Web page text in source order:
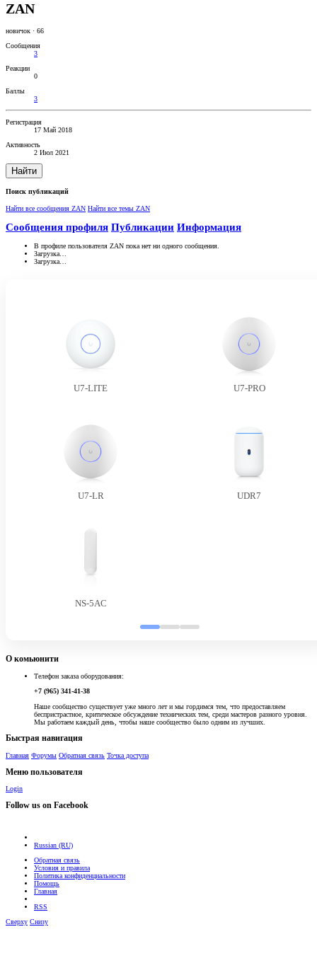
ZAN
новичок · 66
Сообщения
3
Реакции
0
Баллы
3
Регистрация
17 Май 2018
Активность
2 Июл 2021
Найти
Поиск публикаций
Найти все сообщения ZAN Найти все темы ZAN
Сообщения профиля Публикации Информация
В профиле пользователя ZAN пока нет ни одного сообщения.
Загрузка…
Загрузка…
U7-LITE U7-PRO
U7-LR UDR7
NS-5AC
О комьюнити
Телефон заказа оборудования:
+7 (965) 341-41-38
Наше сообщество существует уже много лет и мы гордимся тем, что предоставляем
беспристрастное, критическое обсуждение технических тем, среди мастеров разного уровня.
Мы работаем каждый день, чтобы наше сообщество было одним из лучших.
Быстрая навигация
Главная Форумы Обратная связь Точка доступа
Меню пользователя
Login
Follow us on Facebook
Russian (RU)
Обратная связь
Условия и правила
Политика конфиденциальности
Помощь
Главная
RSS
Сверху Снизу